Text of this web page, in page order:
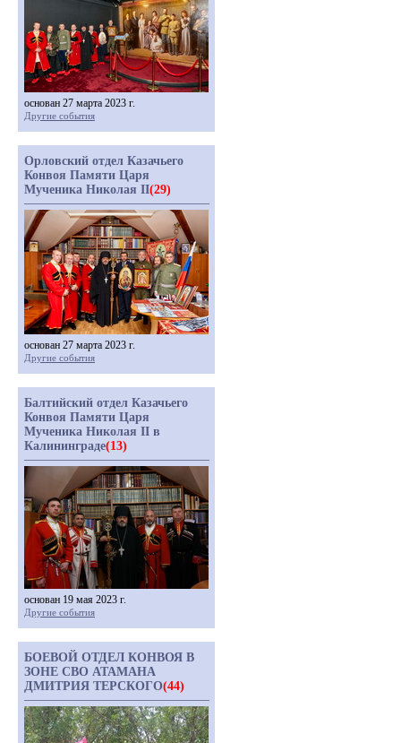
основан 27 марта 2023 г.
Другие события
Орловский отдел Казачьего
Конвоя Памяти Царя
Мученика Николая II(29)
основан 27 марта 2023 г.
Другие события
Балтийский отдел Казачьего
Конвоя Памяти Царя
Мученика Николая II в
Калининграде(13)
основан 19 мая 2023 г.
Другие события
БОЕВОЙ ОТДЕЛ КОНВОЯ В
ЗОНЕ СВО АТАМАНА
ДМИТРИЯ ТЕРСКОГО(44)